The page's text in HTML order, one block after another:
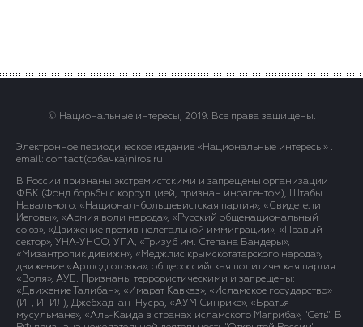
© Национальные интересы, 2019. Все права защищены.
Электронное периодическое издание «Национальные интересы» .
email: contact(сoбaчка)niros.ru
В России признаны экстремистскими и запрещены организации
ФБК (Фонд борьбы с коррупцией, признан иноагентом), Штабы
Навального, «Национал-большевистская партия», «Свидетели
Иеговы», «Армия воли народа», «Русский общенациональный
союз», «Движение против нелегальной иммиграции», «Правый
сектор», УНА-УНСО, УПА, «Тризуб им. Степана Бандеры»,
«Мизантропик дивижн», «Меджлис крымскотатарского народа»,
движение «Артподготовка», общероссийская политическая партия
«Воля», АУЕ. Признаны террористическими и запрещены:
«Движение Талибан», «Имарат Кавказ», «Исламское государство»
(ИГ, ИГИЛ), Джебхад-ан-Нусра, «АУМ Синрике», «Братья-
мусульмане», «Аль-Каида в странах исламского Магриба», "Сеть". В